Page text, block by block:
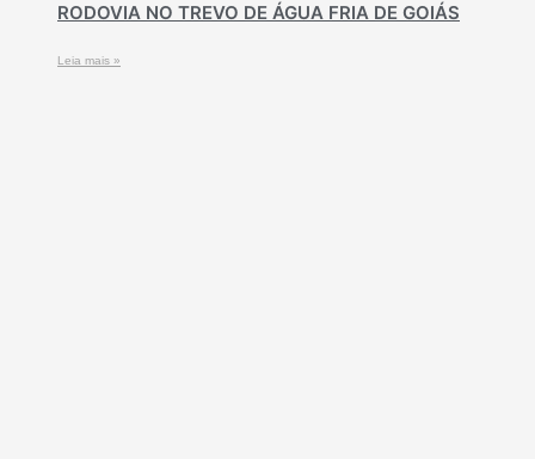
RODOVIA NO TREVO DE ÁGUA FRIA DE GOIÁS
Leia mais »